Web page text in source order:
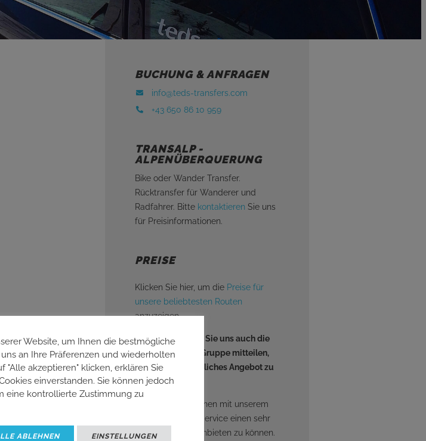
BUCHUNG & ANFRAGEN
info@teds-transfers.com
+43 650 86 10 959
TRANSALP -
ALPENÜBERQUERUNG
Bike oder Wander Transfer.
Rücktransfer für Wanderer und
Radfahrer. Bitte kontaktieren Sie uns
für Preisinformationen.
PREISE
Klicken Sie hier, um die Preise für
unsere beliebtesten Routen
anzuzeigen.
Alternativ können Sie uns auch die
Reisedaten Ihrer Gruppe mitteilen,
um ein unverbindliches Angebot zu
erhalten.
Wir freuen uns, Ihnen mit unserem
hervorragenden Service einen sehr
günstigen Preis anbieten zu können.
Website, um Ihnen die bestmögliche
an Ihre Präferenzen und wiederholten
"Alle akzeptieren" klicken, erklären Sie
einverstanden. Sie können jedoch
eine kontrollierte Zustimmung zu
ABLEHNEN EINSTELLUNGEN